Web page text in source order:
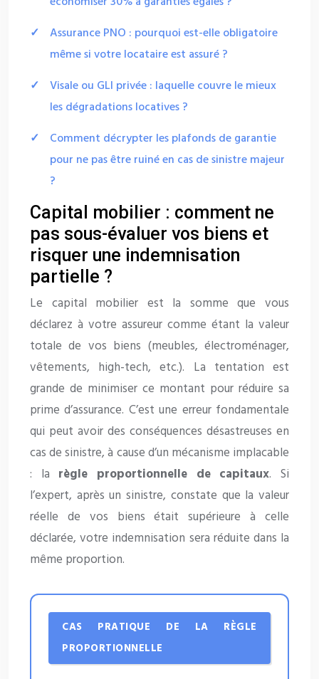
Assurance PNO : pourquoi est-elle obligatoire
même si votre locataire est assuré ?
Visale ou GLI privée : laquelle couvre le mieux
les dégradations locatives ?
Comment décrypter les plafonds de garantie
pour ne pas être ruiné en cas de sinistre majeur
?
Capital mobilier : comment ne
pas sous-évaluer vos biens et
risquer une indemnisation
partielle ?
Le capital mobilier est la somme que vous
déclarez à votre assureur comme étant la valeur
totale de vos biens (meubles, électroménager,
vêtements, high-tech, etc.). La tentation est
grande de minimiser ce montant pour réduire sa
prime d’assurance. C’est une erreur fondamentale
qui peut avoir des conséquences désastreuses en
cas de sinistre, à cause d’un mécanisme implacable
: la règle proportionnelle de capitaux. Si
l’expert, après un sinistre, constate que la valeur
réelle de vos biens était supérieure à celle
déclarée, votre indemnisation sera réduite dans la
même proportion.
CAS PRATIQUE DE LA RÈGLE
PROPORTIONNELLE